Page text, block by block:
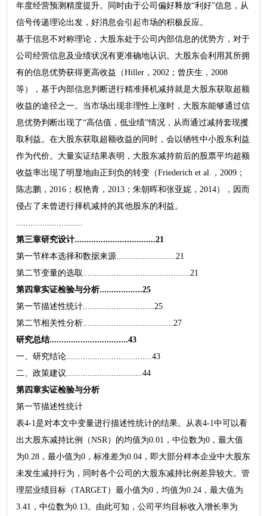
年度经营预测精度提升。同时由于公司偏好释放“利好”信息，从
信号传递理论出发，好消息会引起市场的积极反应。
基于信息不对称理论，大股东处于公司内部信息的优势方，对于
公司经营信息及业绩状况有更准确地认识。大股东会利用其所拥
有的信息优势获得更高收益（Hiller，2002；曾庆生，2008
等），基于内部信息判断进行精准择机减持就是大股东获取超额
收益的途径之一。当市场出现非理性上涨时，大股东能够通过信
息优势判断出现了“高估值，低业绩”情况，从而通过减持套现攫
取利益。在大股东获取超额收益的同时，会以牺牲中小股东利益
作为代价。大量实证结果表明，大股东减持前后的股票平均超额
收益率出现了明显地由正到负的转变（Friederich et al.，2009；
陈志鹏，2016；权艳青，2013；朱朝晖和张亚妮，2014），因而
侵占了未曾进行择机减持的其他股东的利益。
第三章研究设计..................................21
第一节样本选择和数据来源.........................21
第二节变量的选取.............................................21
第四章实证检验与分析..................25
第一节描述性统计..............................25
第二节相关性分析......................................27
研究总结.................................43
一、研究结论....................................43
二、政策建议................................44
第四章实证检验与分析
第一节描述性统计
表4-1是对本文中变量进行描述性统计的结果。从表4-1中可以看
出大股东减持比例（NSR）的均值为0.01，中位数为0，最大值
为0.28，最小值为0，标准差为0.04，即大部分样本企业中大股东
未发生减持行为，同时各个公司的大股东减持比例差异较大。管
理层业绩目标（TARGET）最小值为0，均值为0.24，最大值为
3.41，中位数为0.13。由此可知，公司平均目标收入增长率为